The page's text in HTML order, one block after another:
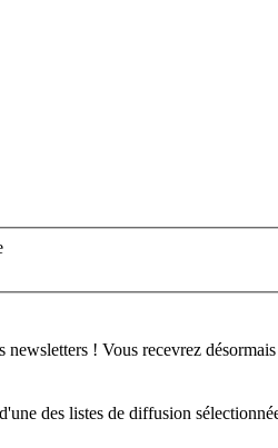
! Vous recevrez désormais
des listes de diffusion